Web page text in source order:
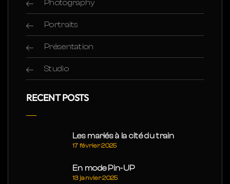
Photography
Portraits
Présentation
Studio
RECENT POSTS
Les mariés à la cité du train
17 février 2025
En mode Pin-UP
13 janvier 2025